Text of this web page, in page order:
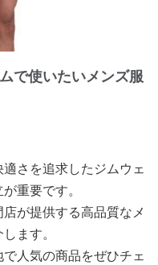
で使いたいメンズ服
さを追求したジムウェ
重要です。
が提供する高品質なメ
ます。
人気の商品をぜひチェ